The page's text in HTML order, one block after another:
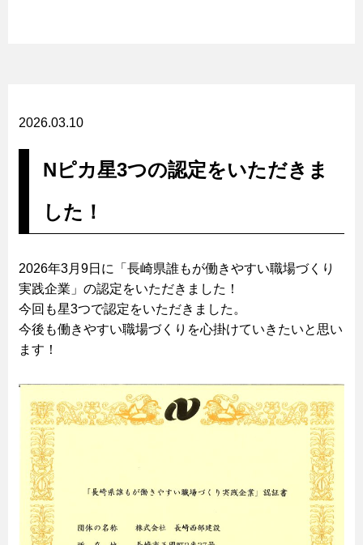
2026.03.10
Nピカ星3つの認定をいただきま
した！
2026年3月9日に「長崎県誰もが働きやすい職場づくり
実践企業」の認定をいただきました！
今回も星3つで認定をいただきました。
今後も働きやすい職場づくりを心掛けていきたいと思い
ます！